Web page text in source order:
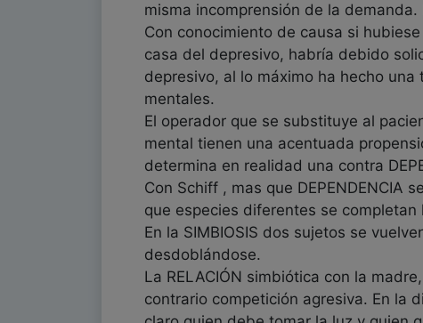
misma incomprensión de la
Con conocimiento de causa si
casa del depresivo, habría debido
depresivo, al lo máximo ha hecho
mentales.
El operador que se substituye al
mental tienen una acentuada
determina en realidad una contra
Con Schiff , mas que DEPENDENCIA
que especies diferentes se
En la SIMBIOSIS dos sujetos se
desdoblándose.
La RELACIÓN simbiótica con la
contrario competición agresiva. En la